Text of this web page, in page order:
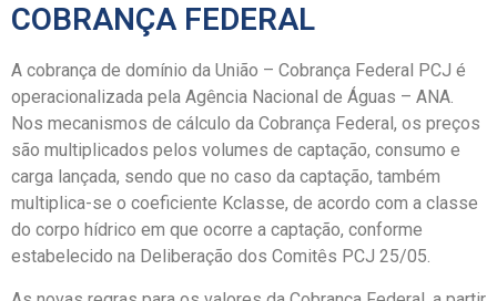
COBRANÇA FEDERAL
A cobrança de domínio da União – Cobrança Federal PCJ é
operacionalizada pela Agência Nacional de Águas – ANA.
Nos mecanismos de cálculo da Cobrança Federal, os preços
são multiplicados pelos volumes de captação, consumo e
carga lançada, sendo que no caso da captação, também
multiplica-se o coeficiente Kclasse, de acordo com a classe
do corpo hídrico em que ocorre a captação, conforme
estabelecido na Deliberação dos Comitês PCJ 25/05.